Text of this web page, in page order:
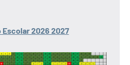
Escolar 2026 2027